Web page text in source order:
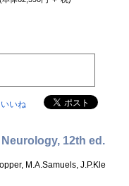
いいね
12th ed.
M.A.Samuels, J.P.Kle